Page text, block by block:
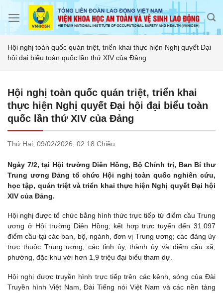
Hội nghị toàn quốc quán triệt, triển khai thực hiện Nghị quyết Đại
hội đại biểu toàn quốc lần thứ XIV của Đảng
Hội nghị toàn quốc quán triệt, triển khai
thực hiện Nghị quyết Đại hội đại biểu toàn
quốc lần thứ XIV của Đảng
Thứ Hai, 09/02/2026, 02:18 Chiều
Ngày 7/2, tại Hội trường Diên Hồng, Bộ Chính trị, Ban Bí thư
Trung ương Đảng tổ chức Hội nghị toàn quốc nghiên cứu,
học tập, quán triệt và triển khai thực hiện Nghị quyết Đại hội
XIV của Đảng.
Hội nghị được tổ chức bằng hình thức trực tiếp từ điểm cầu Trung
ương ở Hội trường Diên Hồng; kết hợp trực tuyến đến 31.097
điểm cầu tại các ban, bộ, ngành, đơn vị Trung ương; các đảng ủy
trực thuộc Trung ương; các tỉnh ủy, thành ủy và điểm cầu xã,
phường, đặc khu với hơn 1,9 triệu đại biểu tham dự.
Hội nghị được truyền hình trực tiếp trên các kênh, sóng của Đài
Truyền hình Việt Nam, Đài Tiếng nói Việt Nam và các nền tảng